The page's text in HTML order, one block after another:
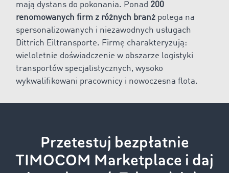
mają dystans do pokonania. Ponad 200
renomowanych firm z różnych branż polega na
spersonalizowanych i niezawodnych usługach
Dittrich Eiltransporte. Firmę charakteryzują:
wieloletnie doświadczenie w obszarze logistyki
transportów specjalistycznych, wysoko
wykwalifikowani pracownicy i nowoczesna flota.
Przetestuj bezpłatnie
TIMOCOM Marketplace i daj